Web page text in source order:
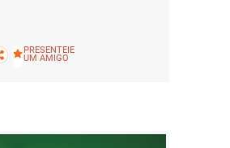
PRESENTEIE
UM AMIGO